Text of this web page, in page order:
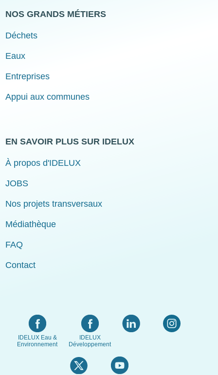
NOS GRANDS MÉTIERS
Déchets
Eaux
Entreprises
Appui aux communes
EN SAVOIR PLUS SUR IDELUX
À propos d'IDELUX
JOBS
Nos projets transversaux
Médiathèque
FAQ
Contact
IDELUX Eau &
Environnement
IDELUX
Développement